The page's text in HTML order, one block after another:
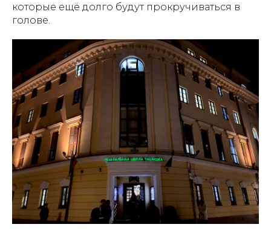
которые ещё долго будут прокручиваться в
голове.